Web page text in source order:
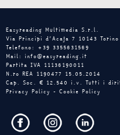
Easyreading Multimedia S.r.l.
Via Principi d’Acaja 7 10143
Telefono: +39 3355631569
Mail: info@easyreading.it
Partita IVA 11136190011
N.ro REA 1190477 15.05.2014
Cap. Soc. € 12.540 i.v. Tutti i
Privacy Policy - Cookie Policy